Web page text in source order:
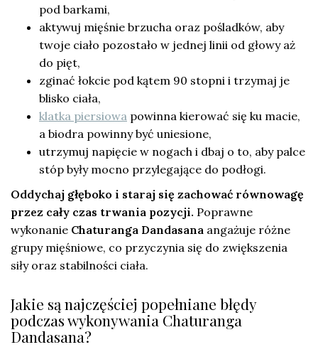
pod barkami,
aktywuj mięśnie brzucha oraz pośladków, aby
twoje ciało pozostało w jednej linii od głowy aż
do pięt,
zginać łokcie pod kątem 90 stopni i trzymaj je
blisko ciała,
klatka piersiowa powinna kierować się ku macie,
a biodra powinny być uniesione,
utrzymuj napięcie w nogach i dbaj o to, aby palce
stóp były mocno przylegające do podłogi.
Oddychaj głęboko i staraj się zachować równowagę
przez cały czas trwania pozycji. Poprawne
wykonanie Chaturanga Dandasana angażuje różne
grupy mięśniowe, co przyczynia się do zwiększenia
siły oraz stabilności ciała.
Jakie są najczęściej popełniane błędy
podczas wykonywania Chaturanga
Dandasana?